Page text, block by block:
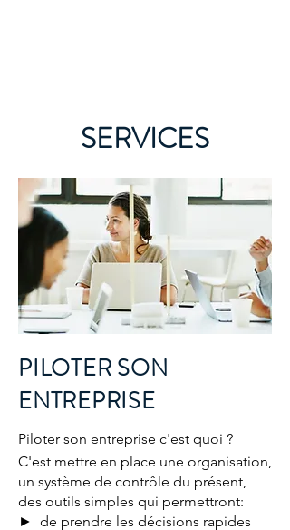
SERVICES
PILOTER SON
ENTREPRISE
Piloter son entreprise c'est quoi ?
C'est mettre en place une organisation,
un système de contrôle du présent,
des outils simples qui permettront:
► de prendre les décisions rapides